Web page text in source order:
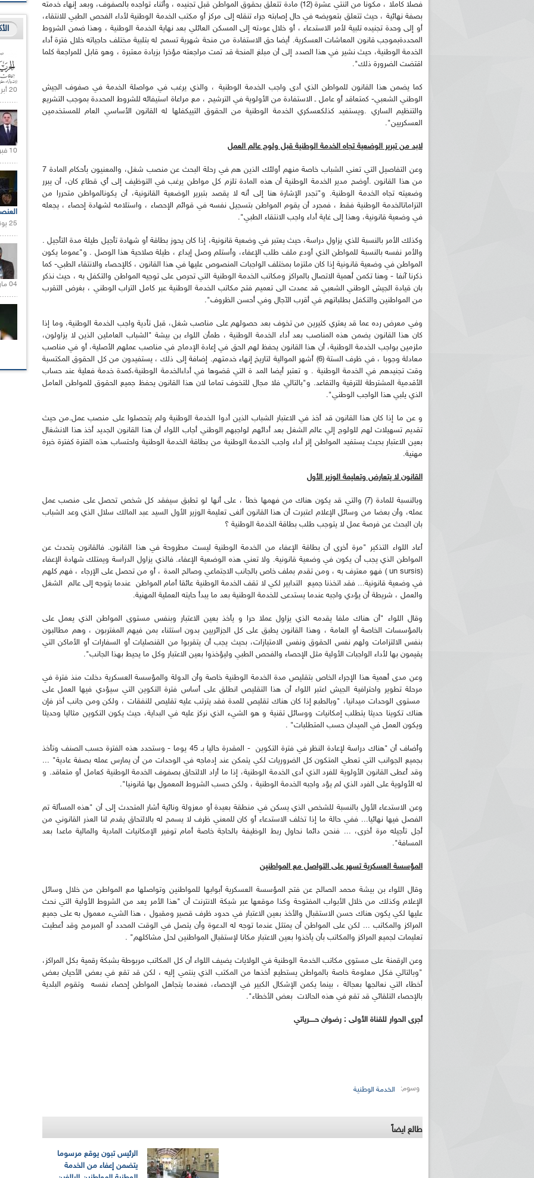
فصلا كاملا ، مكونا من اثنتي عشرة (12) مادة تتعلق بحقوق المواطن قبل تجنيده ، وأثناء تواجده بالصفوف، وبعد إنهاء خدمته
بصفة نهائية ، حيث تتعلق بتعويضه في حال إصابته جراء تنقله إلى مركز أو مكتب الخدمة الوطنية لأداء الفحص الطبي للانتقاء،
أو إلى وحدة تجنيده تلبية لأمر الاستدعاء ، أو خلال عودته إلى المسكن العائلي بعد نهاية الخدمة الوطنية ، وهذا ضمن الشروط
المحددةبموجب قانون المعاشات العسكرية. أيضا حق الاستفادة من منحة شهرية تسمح له بتلبية مختلف حاجياته خلال فترة أداء
الخدمة الوطنية، حيث نشير في هذا الصدد إلى أن مبلغ المنحة قد تمت مراجعته مؤخرا بزيادة معتبرة ، وهو قابل للمراجعة كلما
اقتضت الضرورة ذلك".
كما يضمن هذا القانون للمواطن الذي أدى واجب الخدمة الوطنية ، والذي يرغب في مواصلة الخدمة في صفوف الجيش
الوطني الشعبي- كمتعاقد أو عامل ـ الاستفادة من الأولوية في الترشيح ، مع مراعاة استيفائه للشروط المحددة بموجب التشريع
والتنظيم الساري .ويستفيد كذلكعسكري الخدمة الوطنية من الحقوق التييكفلها له القانون الأساسي العام للمستخدمين
العسكريين".
لابد من تبرير الوضعية تجاه الخدمة الوطنية قبل ولوج عالم العمل
وعن التفاصيل التي تعني الشباب خاصة منهم أولئك الذين هم في رحلة البحث عن منصب شغل، والمعنيون بأحكام المادة 7
من هذا القانون .أوضح مدير الخدمة الوطنية أن هذه المادة تلزم كل مواطن يرغب في التوظيف إلى أي قطاع كان، أن يبرر
وضعيته تجاه الخدمة الوطنية. و"تجدر الإشارة هنا إلى أنه لا يقصد بتبرير الوضعية القانونية، أن يكونالمواطن متحررا من
التزاماتالخدمة الوطنية فقط ، فمجرد أن يقوم المواطن بتسجيل نفسه في قوائم الإحصاء ، واستلامه لشهادة إحصاء ، يجعله
في وضعية قانونية، وهذا إلى غاية أداء واجب الانتقاء الطبي".
وكذلك الأمر بالنسبة للذي يزاول دراسة، حيث يعتبر في وضعية قانونية، إذا كان يحوز بطاقة أو شهادة تأجيل طيلة مدة التأجيل .
والأمر نفسه بالنسبة للمواطن الذي أودع ملف طلب الإعفاء، وأستلم وصل إيداع ، طيلة صلاحية هذا الوصل . و"عموما يكون
المواطن في وضعية قانونية إذا كان ملتزما بمختلف الواجبات المنصوص عليها في هذا القانون ، كالإحصاء والانتقاء الطبي- كما
ذكرنا آنفا - وهنا تكمن أهمية الاتصال بالمراكز ومكاتب الخدمة الوطنية التي تحرص على توجيه المواطن والتكفل به ، حيث نذكر
بان قيادة الجيش الوطني الشعبي قد عمدت الى تعميم فتح مكاتب الخدمة الوطنية عبر كامل التراب الوطني ، بغرض التقرب
من المواطنين والتكفل بطلباتهم في أقرب الآجال وفي أحسن الظروف".
وفي معرض رده عما قد يعتري كثيرين من تخوف بعد حصولهم على مناصب شغل، قبل تأدية واجب الخدمة الوطنية، وما إذا
كان هذا القانون يضمن هذه المناصب بعد أداء الخدمة الوطنية ، طمأن اللواء بن بيشة "الشباب العاملين الذين لا يزاولون،
ملزمين بواجب الخدمة الوطنية، أن هذا القانون يحفظ لهم الحق في إعادة الإدماج في مناصب عملهم الأصلية، أو في مناصب
معادلة وجوبا ، في ظرف الستة (6) أشهر الموالية لتاريخ إنهاء خدمتهم. إضافة إلى ذلك ، يستفيدون من كل الحقوق المكتسبة
وقت تجنيدهم في الخدمة الوطنية . و تعتبر أيضا المد ة التي قضوها في أداءالخدمة الوطنية،كمدة خدمة فعلية عند حساب
الأقدمية المشترطة للترقية والتقاعد. و"بالتالي فلا مجال للتخوف تماما لان هذا القانون يحفظ جميع الحقوق للمواطن العامل
الذي يلبي هذا الواجب الوطني".
و عن ما إذا كان هذا القانون قد أخذ في الاعتبار الشباب الذين أدوا الخدمة الوطنية ولم يتحصلوا على منصب عمل.من حيث
تقديم تسهيلات لهم للولوج إلي عالم الشغل بعد أدائهم لواجبهم الوطني أجاب اللواء أن هذا القانون الجديد أخذ هذا الانشغال
بعين الاعتبار بحيث يستفيد المواطن إثر أداء واجب الخدمة الوطنية من بطاقة الخدمة الوطنية واحتساب هذه الفترة كفترة خبرة
مهنية.
القانون لا يتعارض وتعليمة الوزير الأول
وبالنسبة للمادة (7) والتي قد يكون هناك من فهمها خطأ ، على أنها لو تطبق سيفقد كل شخص تحصل على منصب عمل
عمله، وأن بعضا من وسائل الإعلام اعتبرت أن هذا القانون ألغى تعليمة الوزير الأول السيد عبد المالك سلال الذي وعد الشباب
بان البحث عن فرصة عمل لا يتوجب طلب بطاقة الخدمة الوطنية ؟
أعاد اللواء التذكير "مرة أخرى أن بطاقة الإعفاء من الخدمة الوطنية ليست مطروحة في هذا القانون. فالقانون يتحدث عن
المواطن الذي يجب أن يكون في وضعية قانونية. ولا تعني هذه الوضعية الإعفاء. فالذي يزاول الدراسة ويمتلك شهادة الإعفاء
(un sursis ) فهو معترف به ، ومن تقدم بملف خاص بالجانب الاجتماعي وصالح المدة ، أو من تحصل على الإرجاء ، فهم كلهم
في وضعية قانونية... فقد اتخذنا جميع التدابير لكي لا تقف الخدمة الوطنية عائقا أمام المواطن عندما يتوجه إلى عالم الشغل
والعمل ، شريطة أن يؤدي واجبه عندما يستدعى للخدمة الوطنية بعد ما يبدأ حايته العملية المهنية.
وقال اللواء "أن هناك ملفا يقدمه الذي يزاول عملا حرا و يأخذ بعين الاعتبار وبنفس مستوى المواطن الذي يعمل على
بالمؤسسات الخاصة أو العامة ، وهذا القانون يطبق على كل الجزائريين بدون استثناء بمن فيهم المغتربون ، وهم مطالبون
بنفس الالتزامات ولهم نفس الحقوق ونفس الامتيازات، بحيث يجب أن يتقربوا من القنصليات أو السفارات أو الأماكن التي
يقيمون بها لأداء الواجبات الأولية مثل الإحصاء والفحص الطبي وليؤخذوا بعين الاعتبار وكل ما يحيط بهذا الجانب".
وعن مدى أهمية هذا الإجراء الخاص بتقليص مدة الخدمة الوطنية خاصة وأن الدولة والمؤسسة العسكرية دخلت منذ فترة في
مرحلة تطوير واحترافية الجيش اعتبر اللواء أن هذا التقليص انطلق على أساس فترة التكوين التي سيؤدي فيها العمل على
مستوى الوحدات ميدانيا، "وبالطبع إذا كان هناك تقليص للمدة فقد يترتب عليه تقليص للنفقات ، ولكن ومن جانب أخر فإن
هناك تكوينا حديثا يتطلب إمكانيات ووسائل تقنية و هو الشيء الذي نركز عليه في البداية، حيث يكون التكوين مثاليا وحديثا
ويكون العمل في الميدان حسب المتطلبات" .
وأضاف أن "هناك دراسة لإعادة النظر في فترة التكوين - المقدرة حاليا بـ 45 يوما - وستحدد هذه الفترة حسب الصنف وتأخذ
بجميع الجوانب التي تعطي المتكون كل الضروريات لكي يتمكن عند إدماجه في الوحدات من أن يمارس عمله بصفة عادية" ...
وقد أعطى القانون الأولوية للفرد الذي أدى الخدمة الوطنية، إذا ما أراد الالتحاق بصفوف الخدمة الوطنية كعامل أو متعاقد. و
له الأولوية على الفرد الذي لم يؤد واجبه الخدمة الوطنية ، ولكن حسب الشروط المعمول بها قانونيا".
وعن الاستدعاء الأول بالنسبة للشخص الذي يسكن في منطقة بعيدة أو معزولة ونائية أشار المتحدث إلى أن "هذه المسألة تم
الفصل فيها نهائيا... ففي حالة ما إذا تخلف الاستدعاء أو كان للمعني ظرف لا يسمح له بالالتحاق يقدم لنا العذر القانوني من
أجل تأجيله مرة أخرى، ... فنحن دائما نحاول ربط الوظيفة بالحاجة خاصة أمام توفير الإمكانيات المادية والمالية ماعدا بعد
المسافة".
المؤسسة العسكرية تسهر على التواصل مع المواطنين
وقال اللواء بن بيشة محمد الصالح عن فتح المؤسسة العسكرية أبوابها للمواطنين وتواصلها مع المواطن من خلال وسائل
الإعلام وكذلك من خلال الأبواب المفتوحة وكذا موقعها عبر شبكة الانترنت أن "هذا الأمر يعد من الشروط الأولية التي نحث
عليها لكي يكون هناك حسن الاستقبال والأخذ بعين الاعتبار في حدود ظرف قصير ومقبول ، هذا الشيء معمول به على جميع
المراكز والمكاتب ... لكن على المواطن أن يمتثل عندما توجه له الدعوة وأن يتصل في الوقت المحدد أو المبرمج وقد أعطيت
تعليمات لجميع المراكز والمكاتب بأن يأخذوا بعين الاعتبار مكانا لإستقبال المواطنين لحل مشاكلهم" .
وعن الرقمنة على مستوى مكاتب الخدمة الوطنية في الولايات يضيف اللواء أن كل المكاتب مربوطة بشبكة رقمية بكل المراكز،
"وبالتالي فكل معلومة خاصة بالمواطن يستطيع أخذها من المكتب الذي ينتمي إليه ، لكن قد تقع في بعض الأحيان بعض
أخطاء التي نعالجها بعجالة ، بينما يكمن الإشكال الكبير في الإحصاء، فعندما يتجاهل المواطن إحصاء نفسه وتقوم البلدية
بالإحصاء التلقائي قد تقع في هذه الحالات بعض الأخطاء".
أجرى الحوار للقناة الأولى : رضوان حـــــرياتي
وسوم: الخدمة الوطنية
طالع ايضاً
الرئيس تبون يوقع مرسوما
يتضمن إعفاء من الخدمة
20 أبريل 2021 |
10 فبراير 2021 |
25 يونيو 2021 |
04 مارس 2020 |